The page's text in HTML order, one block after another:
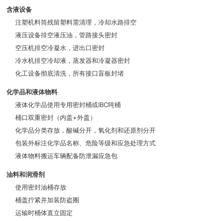
含液设备
注塑机料筒残留塑料需清理，冷却水路排空
液压设备排空液压油，管路接头密封
空压机排空冷凝水，进出口密封
冷水机排空冷却液，蒸发器和冷凝器密封
化工设备彻底清洗，所有接口盲板封堵
化学品和液体物料
液体化学品使用专用密封桶或IBC吨桶
桶口双重密封（内盖+外盖）
化学品分类存放，酸碱分开，氧化剂和还原剂分开
包装外标注化学品名称、危险等级和应急处理方式
液体物料搬运车辆配备防泄漏应急包
油料和润滑剂
使用密封油桶存放
桶盖拧紧并加装防盗圈
运输时桶体直立固定